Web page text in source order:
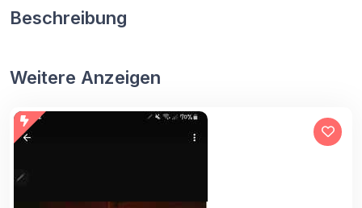
Beschreibung
Weitere Anzeigen